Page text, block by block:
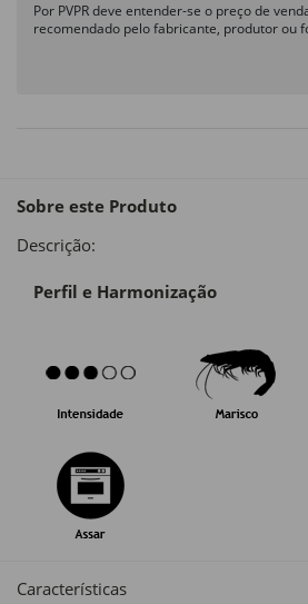
Por PVPR deve entender-se o preço de
recomendado pelo fabricante, produtor ou
Sobre este Produto
Descrição:
Perfil e Harmonização
Características